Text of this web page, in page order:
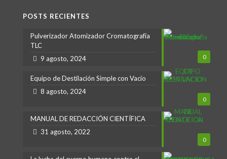
POSTS RECIENTES
0
Pulverizador Atomizador Cromatografía
TLC
9 agosto, 2024
0
Equipo de Destilación Simple con Vacío
8 agosto, 2024
0
MANUAL DE REDACCIÓN CIENTÍFICA
31 agosto, 2022